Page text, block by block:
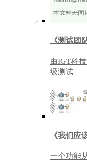
《测试团
由IGT科
级测试
《我们应
一个功能